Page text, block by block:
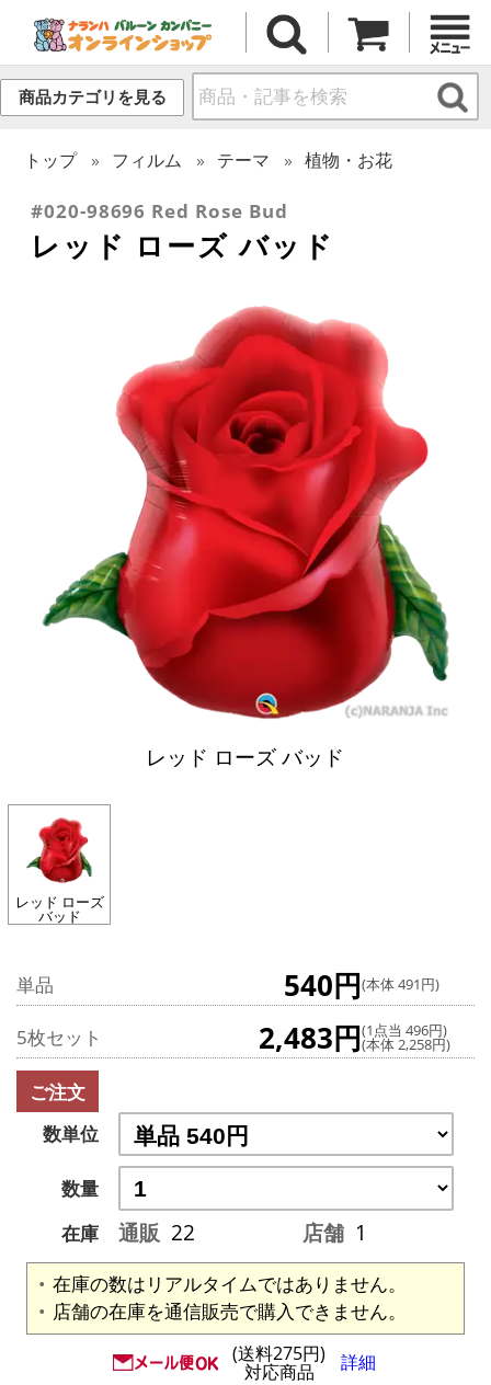
商品カテゴリを見る
トップ フィルム テーマ 植物・お花
#020-98696 Red Rose Bud
レッド ローズ バッド
レッド ローズ バッド
レッド ローズ
バッド
単品 540円(本体 491円)
5枚セット 2,483円(1点当 496円)
(本体 2,258円)
ご注文
数単位
数量
在庫
通販 22 店舗 1
在庫の数はリアルタイムではありません。
店舗の在庫を通信販売で購入できません。
(送料275円)
対応商品 詳細